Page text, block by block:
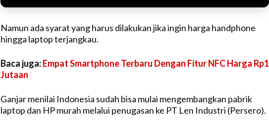
Namun ada syarat yang harus dilakukan jika ingin harga handphone
hingga laptop terjangkau.
Baca juga:Empat Smartphone Terbaru Dengan Fitur NFC Harga Rp1
Jutaan
Ganjar menilai Indonesia sudah bisa mulai mengembangkan pabrik
laptop dan HP murah melalui penugasan ke PT Len Industri (Persero).